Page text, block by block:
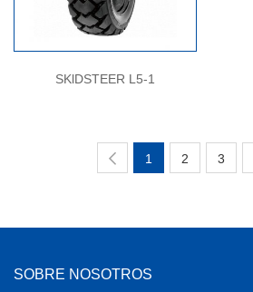
SKlDSTEER L5-1
1 2 3
SOBRE NOSOTROS